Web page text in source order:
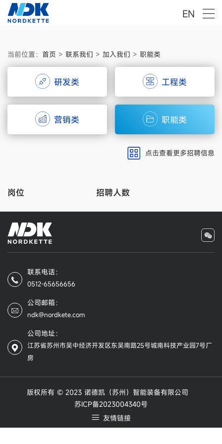
EN
当前位置： 首页 > 联系我们 > 加入我们 > 职能类
研发类 工程类
营销类 职能类
点击查看更多招聘信息
岗位 招聘人数
联系电话：
0512-65656656
公司邮箱：
ndk@nordkete.com
公司地址：
江苏省苏州市吴中经济开发区东吴南路25号城南科技产业园7号厂
房
版权所有 © 2023 诺德凯（苏州）智能装备有限公司
苏ICP备2023004340号
友情链接